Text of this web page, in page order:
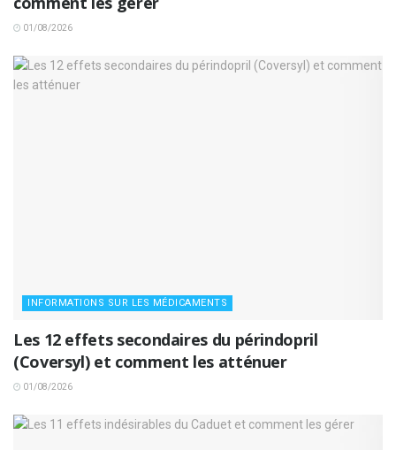
01/08/2026
INFORMATIONS SUR LES MÉDICAMENTS
Les 12 effets secondaires du périndopril
(Coversyl) et comment les atténuer
01/08/2026